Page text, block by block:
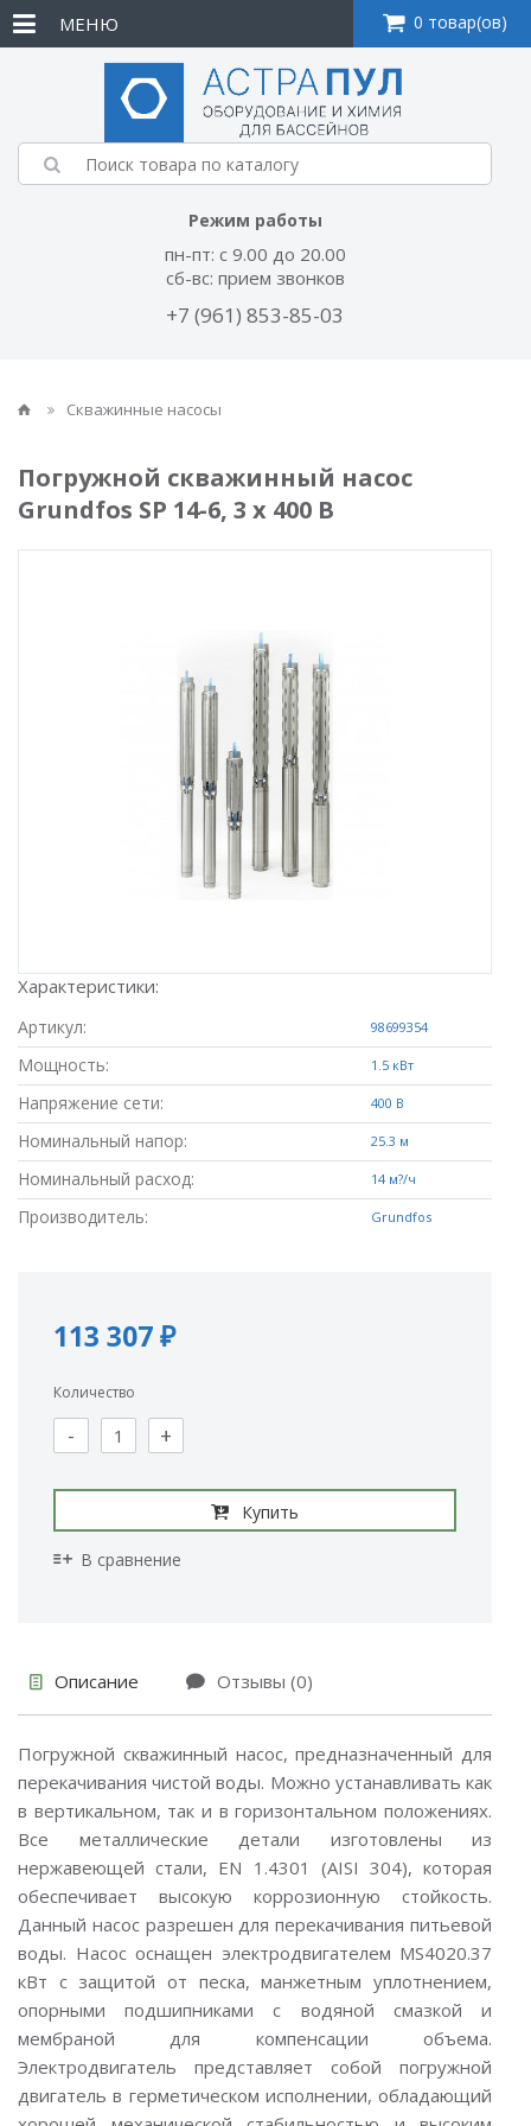
Режим работы
пн-пт: с 9.00 до 20.00
сб-вс: прием звонков
+7 (961) 853-85-03
МЕНЮ 0 товар(ов)
Скважинные насосы
Погружной скважинный насос
Grundfos SP 14-6, 3 х 400 В
Характеристики:
Артикул: 98699354
Мощность: 1.5 кВт
Напряжение сети: 400 В
Номинальный напор: 25.3 м
Номинальный расход: 14 м?/ч
Производитель: Grundfos
113 307 ₽
Количество
- +
Купить
В сравнение
Описание Отзывы (0)
Погружной скважинный насос, предназначенный для
перекачивания чистой воды. Можно устанавливать как
в вертикальном, так и в горизонтальном положениях.
Все металлические детали изготовлены из
нержавеющей стали, EN 1.4301 (AISI 304), которая
обеспечивает высокую коррозионную стойкость.
Данный насос разрешен для перекачивания питьевой
воды. Насос оснащен электродвигателем MS4020.37
кВт с защитой от песка, манжетным уплотнением,
опорными подшипниками с водяной смазкой и
мембраной для компенсации объема.
Электродвигатель представляет собой погружной
двигатель в герметическом исполнении, обладающий